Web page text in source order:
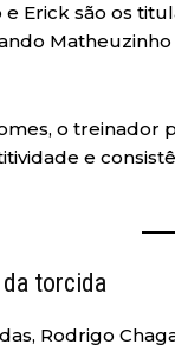
e Erick são os
o treinador
e
da torcida
Rodrigo